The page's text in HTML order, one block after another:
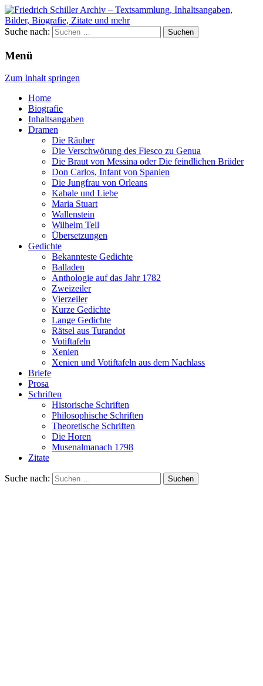
Suche nach:
Menü
Zum Inhalt springen
Home
Biografie
Inhaltsangaben
Dramen
Die Räuber
Die Verschwörung des Fiesco zu Genua
Die Braut von Messina oder Die feindlichen Brüder
Don Carlos, Infant von Spanien
Die Jungfrau von Orleans
Kabale und Liebe
Maria Stuart
Wallenstein
Wilhelm Tell
Übersetzungen
Gedichte
Bekannteste Gedichte
Balladen
Anthologie auf das Jahr 1782
Zweizeiler
Vierzeiler
Kurze Gedichte
Lange Gedichte
Rätsel aus Turandot
Votiftafeln
Xenien
Xenien und Votiftafeln aus dem Nachlass
Briefe
Prosa
Schriften
Historische Schriften
Philosophische Schriften
Theoretische Schriften
Die Horen
Musenalmanach 1798
Zitate
Suche nach: